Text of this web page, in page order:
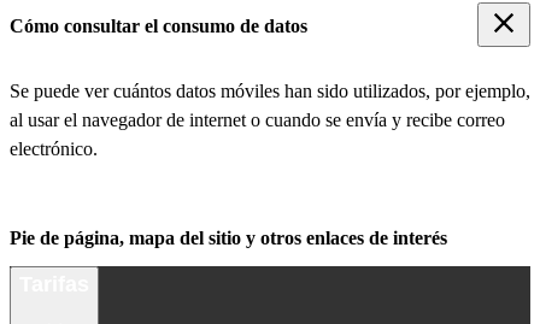
Cómo consultar el consumo de datos
Se puede ver cuántos datos móviles han sido utilizados, por ejemplo,
al usar el navegador de internet o cuando se envía y recibe correo
electrónico.
Pie de página, mapa del sitio y otros enlaces de interés